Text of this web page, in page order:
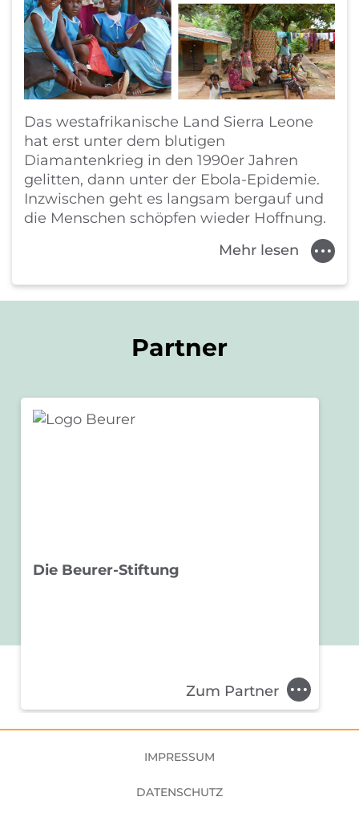
Das westafrikanische Land Sierra Leone
hat erst unter dem blutigen
Diamantenkrieg in den 1990er Jahren
gelitten, dann unter der Ebola-Epidemie.
Inzwischen geht es langsam bergauf und
die Menschen schöpfen wieder Hoffnung.
Mehr lesen
Partner
Die Beurer-Stiftung
Zum Partner
FußbereichIMPRESSUM
DATENSCHUTZ